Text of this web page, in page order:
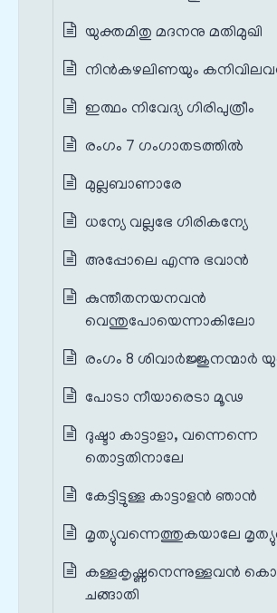
യുക്തമിതു മദനനു മതിമുഖി
നിൻകഴലിണയും
ഇത്ഥം നിവേദ്യ ഗിരിപുത്രീം
രംഗം 7 ഗംഗാതടത്തിൽ
മുല്ലബാണാരേ
ധന്യേ വല്ലഭേ ഗിരികന്യേ
അപ്പോലെ എന്നു ഭവാൻ
കുന്തീതനയനവൻ
വെന്തുപോയെന്നാകിലോ
രംഗം 8 ശിവാർജ്ജുനന്മാർ
പോടാ നീയാരെടാ മൂഢ
ദുഷ്ടാ കാട്ടാളാ, വന്നെന്നെ
തൊട്ടതിനാലേ
കേട്ടിട്ടുള്ള കാട്ടാളൻ ഞാൻ
മൃത്യുവന്നെത്തുകയാലേ
കള്ളകൃഷ്ണനെന്നുള്ളവൻ
ചങ്ങാതി